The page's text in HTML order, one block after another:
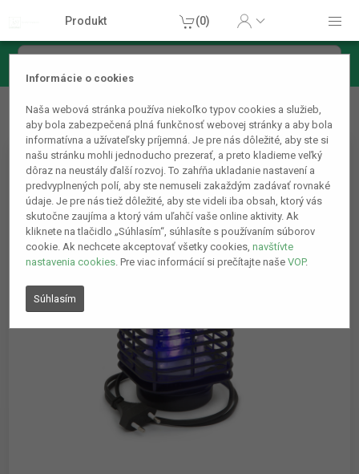
Informácie o cookies
Naša webová stránka používa niekoľko typov cookies a služieb,
aby bola zabezpečená plná funkčnosť webovej stránky a aby bola
informatívna a užívateľsky príjemná. Je pre nás dôležité, aby ste si
našu stránku mohli jednoducho prezerať, a preto kladieme veľký
dôraz na neustály ďalší rozvoj. To zahŕňa ukladanie nastavení a
predvyplnených polí, aby ste nemuseli zakaždým zadávať rovnaké
údaje. Je pre nás tiež dôležité, aby ste videli iba obsah, ktorý vás
skutočne zaujíma a ktorý vám uľahčí vaše online aktivity. Ak
kliknete na tlačidlo „Súhlasím“, súhlasíte s používaním súborov
cookie. Ak nechcete akceptovať všetky cookies,navštívte
nastavenia cookies. Pre viac informácií si prečítajte našeVOP.
Súhlasím
Produkt (0)
lapač hmyzu - s UV svetlom